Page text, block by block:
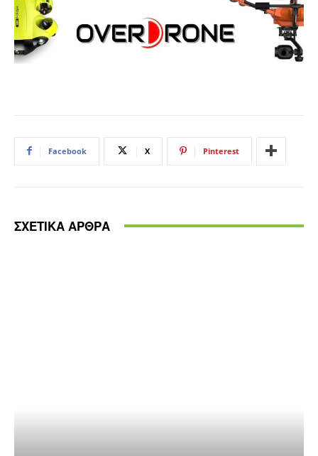
Facebook X Pinterest
ΣΧΕΤΙΚΑ ΑΡΘΡΑ